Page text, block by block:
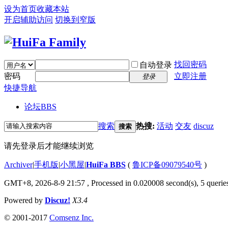
设为首页收藏本站
开启辅助访问 切换到窄版
自动登录 找回密码
密码
登录
立即注册
快捷导航
论坛BBS
搜索 搜索 热搜: 活动 交友 discuz
请先登录后才能继续浏览
Archiver|手机版|小黑屋|HuiFa BBS ( 鲁ICP备09079540号 )
GMT+8, 2026-8-9 21:57 , Processed in 0.020008 second(s), 5
Powered by Discuz! X3.4
© 2001-2017 Comsenz Inc.